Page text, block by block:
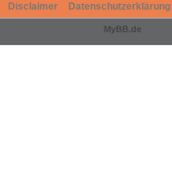
Disclaimer
Datenschutzerklärung
MyBB.de